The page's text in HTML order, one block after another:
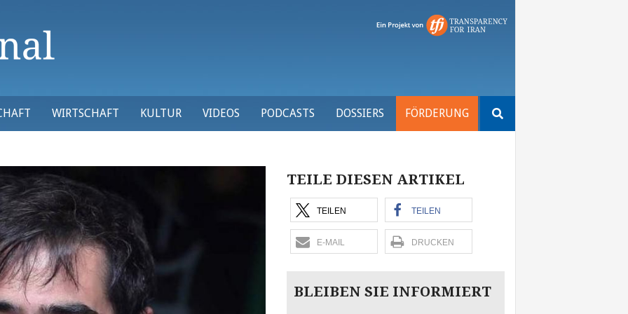
WIRTSCHAFT KULTUR VIDEOS PODCASTS DOSSIERS FÖRDERUNG
nach:
TEILE DIESEN ARTIKEL
TEILEN TEILEN
E-MAIL DRUCKEN
BLEIBEN SIE INFORMIERT